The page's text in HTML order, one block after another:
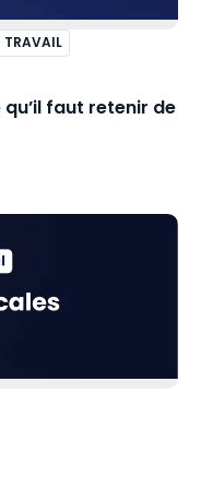
TRAVAIL
qu’il faut retenir de